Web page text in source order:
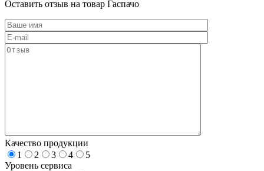
Оставить отзыв на товар Гаспачо
Качество продукции
1
2 3 4
5
Уровень сервиса